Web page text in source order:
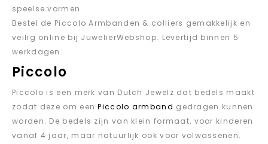
speelse vormen.
Bestel de Piccolo Armbanden & colliers gemakkelijk en
veilig online bij JuwelierWebshop. Levertijd binnen 5
werkdagen.
Piccolo
Piccolo is een merk van Dutch Jewelz dat bedels maakt
zodat deze om eenPiccolo armband gedragen kunnen
worden. De bedels zijn van klein formaat, voor kinderen
vanaf 4 jaar, maar natuurlijk ook voor volwassenen.